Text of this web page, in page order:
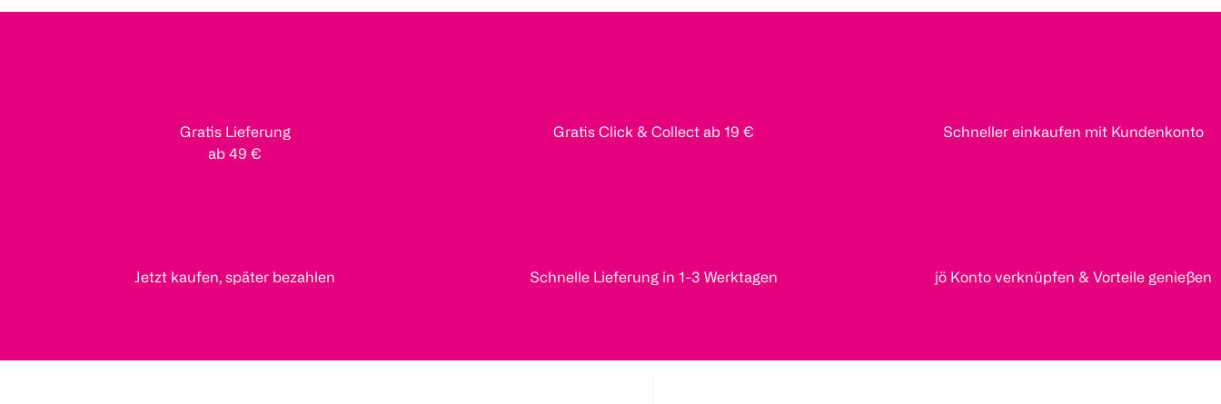
Gratis Lieferung
ab 49 €
Gratis Click & Collect ab 19 € Schneller einkaufen mit Kundenkonto
Jetzt kaufen, später bezahlen Schnelle Lieferung in 1-3 Werktagen jö Konto verknüpfen & Vorteile genießen